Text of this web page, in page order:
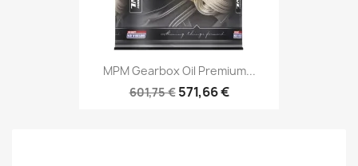
MPM Gearbox Oil Premium...
601,75 € 571,66 €